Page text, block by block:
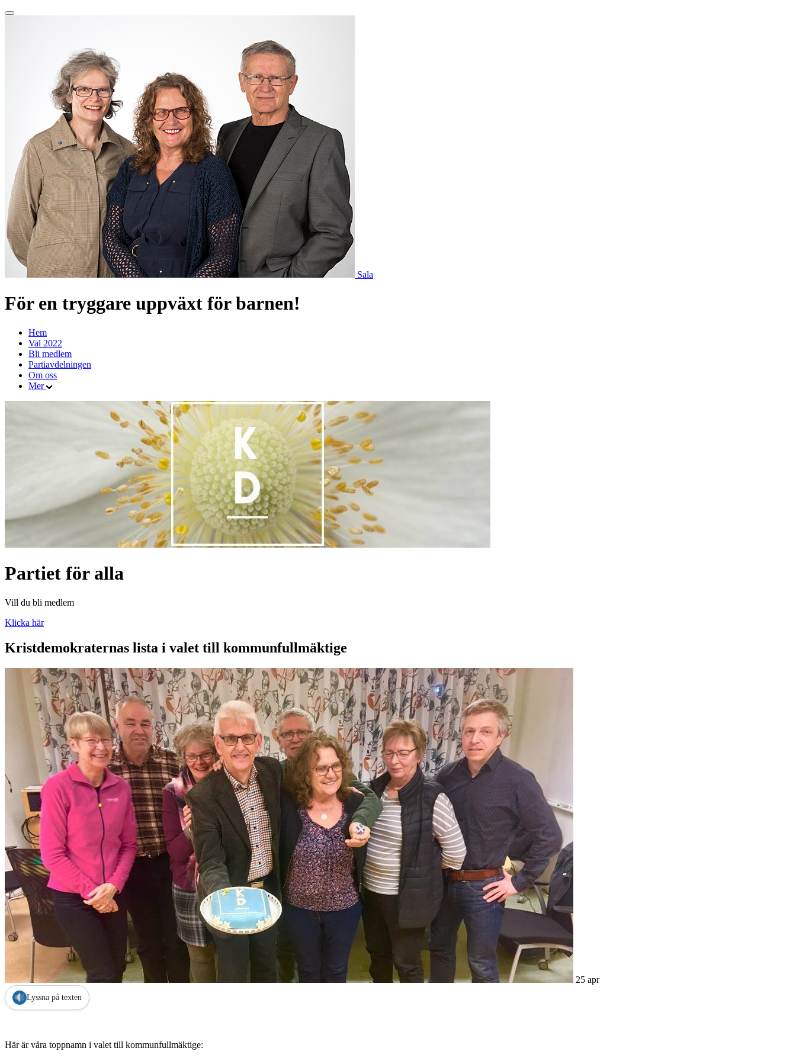
Sala
För en tryggare uppväxt för barnen!
Hem
Val 2022
Bli medlem
Partiavdelningen
Om oss
Mer
Partiet för alla
Vill du bli medlem
Klicka här
Kristdemokraternas lista i valet till kommunfullmäktige
25 apr
Lyssna på texten
Här är våra toppnamn i valet till kommunfullmäktige: